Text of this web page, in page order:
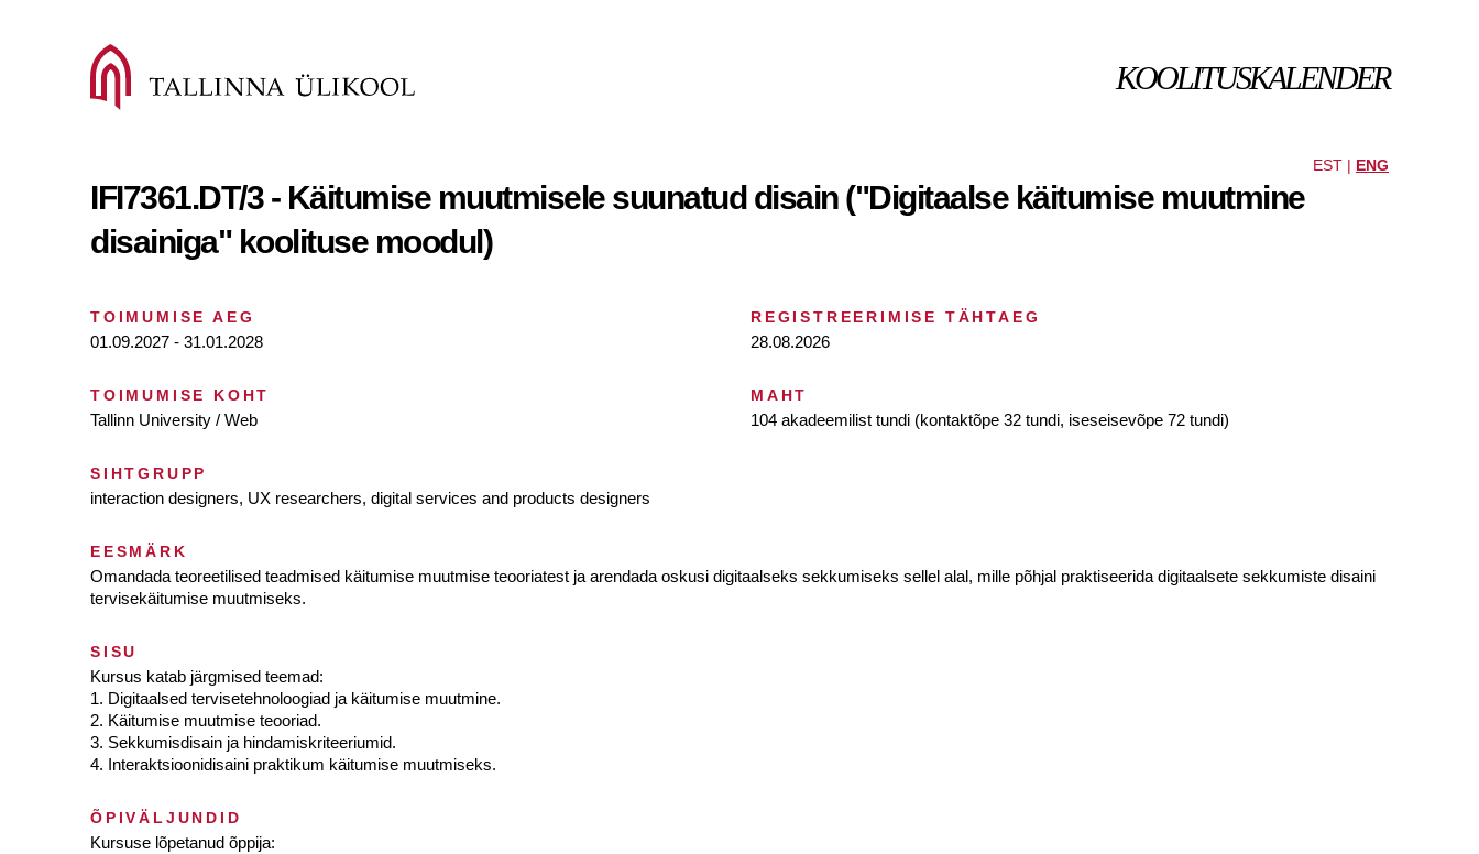
KOOLITUSKALENDER
EST | ENG
IFI7361.DT/3 - Käitumise muutmisele suunatud disain ("Digitaalse käitumise muutmine
disainiga" koolituse moodul)
TOIMUMISE AEG
01.09.2027 - 31.01.2028
REGISTREERIMISE TÄHTAEG
28.08.2026
TOIMUMISE KOHT
Tallinn University / Web
MAHT
104 akadeemilist tundi (kontaktõpe 32 tundi, iseseisevõpe 72 tundi)
SIHTGRUPP
interaction designers, UX researchers, digital services and products designers
EESMÄRK
Omandada teoreetilised teadmised käitumise muutmise teooriatest ja arendada oskusi digitaalseks sekkumiseks sellel alal, mille põhjal praktiseerida digitaalsete sekkumiste disaini
tervisekäitumise muutmiseks.
SISU
Kursus katab järgmised teemad:
1. Digitaalsed tervisetehnoloogiad ja käitumise muutmine.
2. Käitumise muutmise teooriad.
3. Sekkumisdisain ja hindamiskriteeriumid.
4. Interaktsioonidisaini praktikum käitumise muutmiseks.
ÕPIVÄLJUNDID
Kursuse lõpetanud õppija: